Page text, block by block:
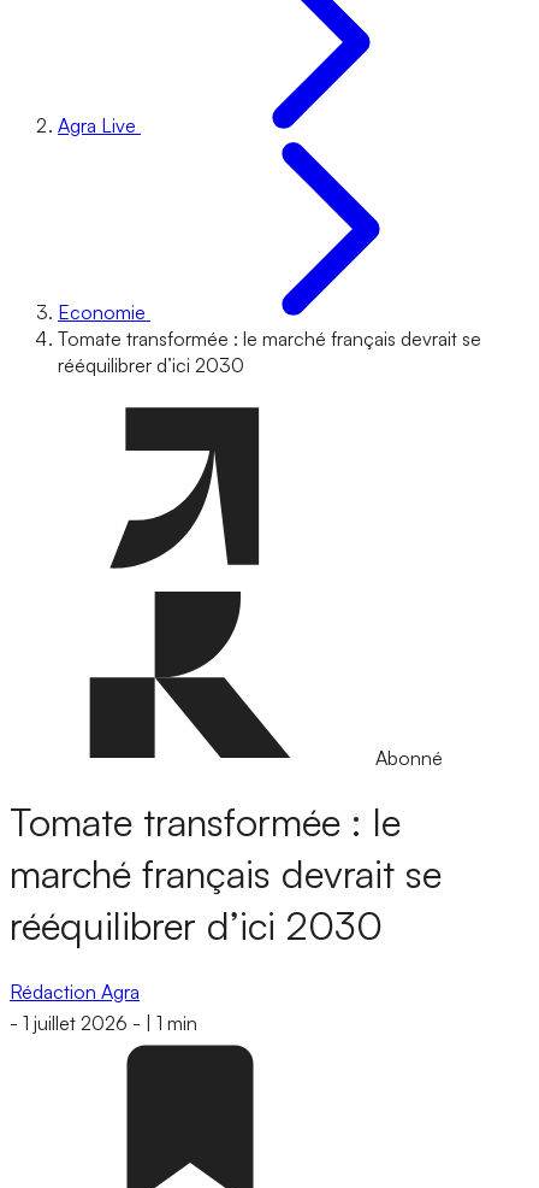
Agra Live
Economie
Tomate transformée : le marché français devrait se
rééquilibrer d’ici 2030
Abonné
Tomate transformée : le
marché français devrait se
rééquilibrer d’ici 2030
Rédaction Agra
- 1 juillet 2026 - 1 min